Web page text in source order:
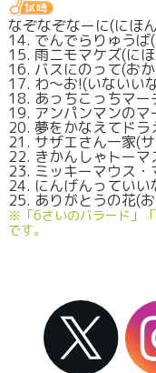
なぞなぞなーに(にほ
14. でんでらりゅうば
15. 雨ニモマケズ(に
16. バスにのって(お
17. わ～お!(いないい
18. あっちこっちマ
19. アンパンマンの
20. 夢をかなえてドラ
21. サザエさん一家(
22. きかんしゃトー
23. ミッキーマウス・
24. にんげんってい
25. ありがとうの花(
※「6さいのバラード」
です。